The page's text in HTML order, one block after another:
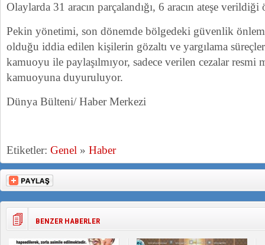
Olaylarda 31 aracın parçalandığı, 6 aracın ateşe
Pekin yönetimi, son dönemde bölgedeki güvenlik
olduğu iddia edilen kişilerin gözaltı ve yargılama
kamuoyu ile paylaşılmıyor, sadece verilen cezalar resmi
kamuoyuna duyuruluyor.
Dünya Bülteni/ Haber Merkezi
Etiketler: Genel » Haber
BENZER HABERLER